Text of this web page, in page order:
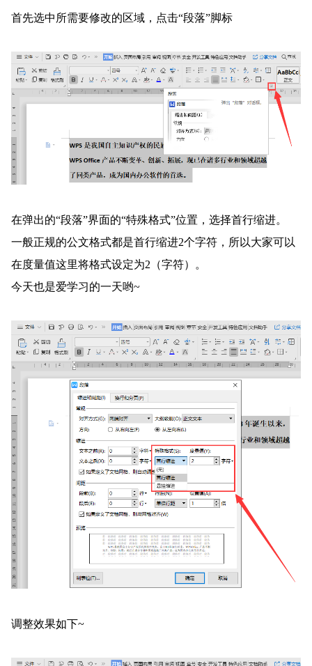
首先选中所需要修改的区域，点击“段落”脚标
在弹出的“段落”界面的“特殊格式”位置，选择首行缩进。
一般正规的公文格式都是首行缩进2个字符，所以大家可以
在度量值这里将格式设定为2（字符）。
今天也是爱学习的一天哟~
调整效果如下~